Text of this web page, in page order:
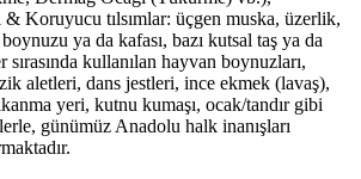
& Koruyucu tılsımlar: üçgen muska, üzerlik,
ya da kafası, bazı kutsal taş ya da
kullanılan hayvan boynuzları,
aletleri, dans jestleri, ince ekmek (lavaş),
yeri, kutnu kumaşı, ocak/tandır gibi
günümüz Anadolu halk inanışları